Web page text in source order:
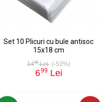
Set 10 Plicuri cu bule antisoc
15x18 cm
1499Lei (-53%)
699 Lei